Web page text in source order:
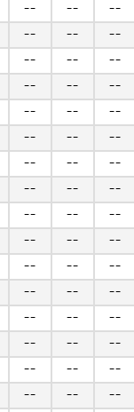
-- -- --
-- -- --
-- -- --
-- -- --
-- -- --
-- -- --
-- -- --
-- -- --
-- -- --
-- -- --
-- -- --
-- -- --
-- -- --
-- -- --
-- -- --
-- -- --